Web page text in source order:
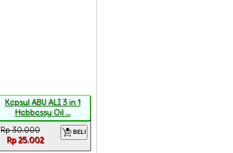
Kapsul ABU ALI 3 in 1
Habbassy Oil ...
Rp 30.000
Rp 25.002
BELI